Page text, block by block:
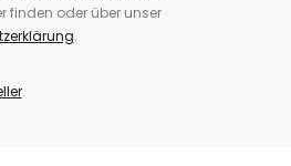
finden oder über unser
.
.